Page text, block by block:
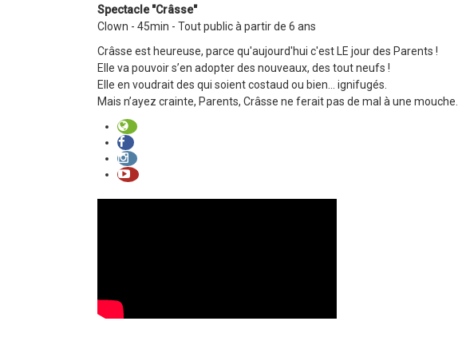
Spectacle "Crâsse"
Clown - 45min - Tout public à partir de 6 ans
Crâsse est heureuse, parce qu'aujourd'hui c'est LE jour des Parents !
Elle va pouvoir s’en adopter des nouveaux, des tout neufs !
Elle en voudrait des qui soient costaud ou bien... ignifugés.
Mais n’ayez crainte, Parents, Crâsse ne ferait pas de mal à une mouche.